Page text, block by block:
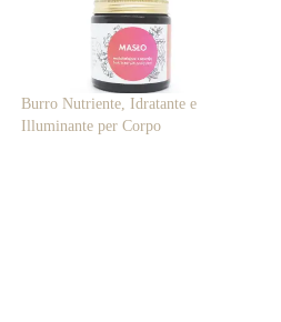
Burro Nutriente, Idratante e
Illuminante per Corpo